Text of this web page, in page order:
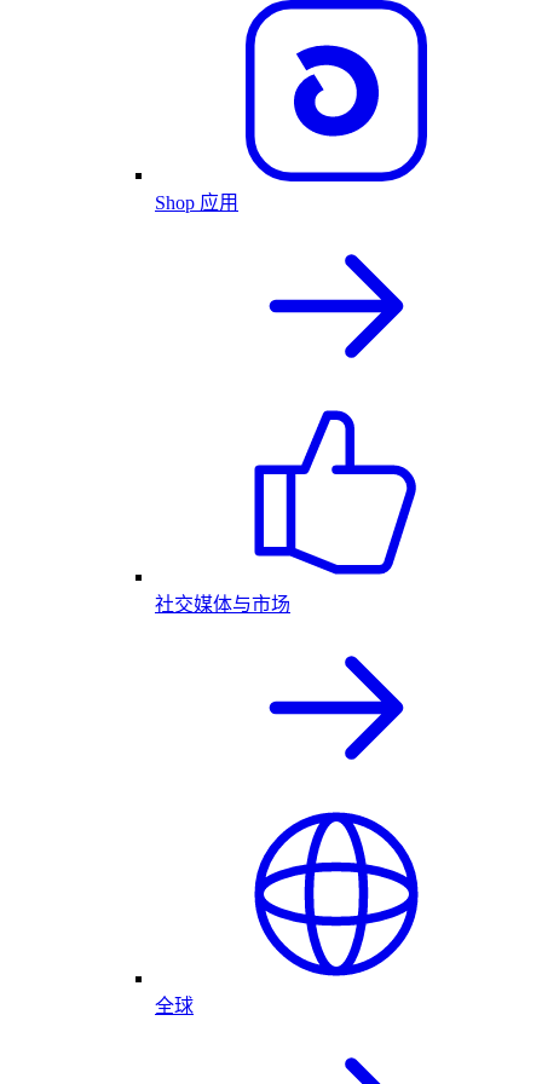
Shop 应用
社交媒体与市场
全球